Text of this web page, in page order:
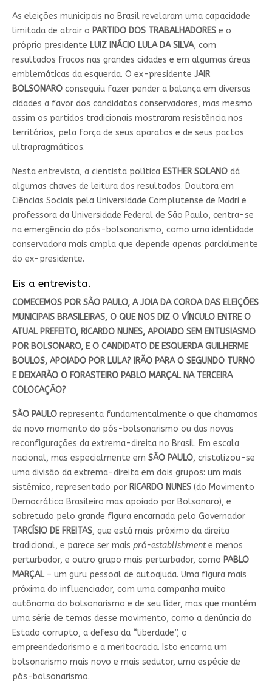
As eleições municipais no Brasil revelaram uma capacidade
limitada de atrair o PARTIDO DOS TRABALHADORES e o
próprio presidente LUIZ INÁCIO LULA DA SILVA, com
resultados fracos nas grandes cidades e em algumas áreas
emblemáticas da esquerda. O ex-presidente JAIR
BOLSONAROconseguiu fazer pender a balança em diversas
cidades a favor dos candidatos conservadores, mas mesmo
assim os partidos tradicionais mostraram resistência nos
territórios, pela força de seus aparatos e de seus pactos
ultrapragmáticos.
Nesta entrevista, a cientista política ESTHER SOLANOdá
algumas chaves de leitura dos resultados. Doutora em
Ciências Sociais pela Universidade Complutense de Madri e
professora da Universidade Federal de São Paulo, centra-se
na emergência do pós-bolsonarismo, como uma identidade
conservadora mais ampla que depende apenas parcialmente
do ex-presidente.
Eis a entrevista.
COMECEMOS POR SÃO PAULO, A JOIA DA COROA DAS ELEIÇÕES
MUNICIPAIS BRASILEIRAS, O QUE NOS DIZ O VÍNCULO ENTRE O
ATUAL PREFEITO, RICARDO NUNES, APOIADO SEM ENTUSIASMO
POR BOLSONARO, E O CANDIDATO DE ESQUERDA GUILHERME
BOULOS, APOIADO POR LULA? IRÃO PARA O SEGUNDO TURNO
E DEIXARÃO O FORASTEIRO PABLO MARÇAL NA TERCEIRA
COLOCAÇÃO?
SÃO PAULOrepresenta fundamentalmente o que chamamos
de novo momento do pós-bolsonarismo ou das novas
reconfigurações da extrema-direita no Brasil. Em escala
nacional, mas especialmente em SÃO PAULO, cristalizou-se
uma divisão da extrema-direita em dois grupos: um mais
sistêmico, representado por RICARDO NUNES(do Movimento
Democrático Brasileiro mas apoiado por Bolsonaro), e
sobretudo pelo grande figura encarnada pelo Governador
TARCÍSIO DE FREITAS, que está mais próximo da direita
tradicional, e parece ser mais pró-establishmente menos
perturbador, e outro grupo mais perturbador, como PABLO
MARÇAL– um guru pessoal de autoajuda. Uma figura mais
próxima do influenciador, com uma campanha muito
autônoma do bolsonarismo e de seu líder, mas que mantém
uma série de temas desse movimento, como a denúncia do
Estado corrupto, a defesa da “liberdade”, o
empreendedorismo e a meritocracia. Isto encarna um
bolsonarismo mais novo e mais sedutor, uma espécie de
pós-bolsonarismo.